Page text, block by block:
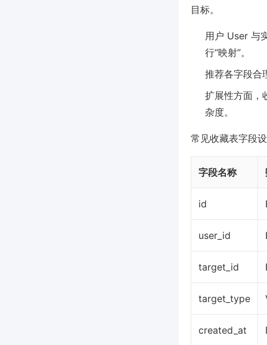
目标。
用户 User 与
行“映射”。
推荐各字段合
扩展性方面，
杂度。
常见收藏表字段
字段名称
id
user_id
target_id
target_type
created_at